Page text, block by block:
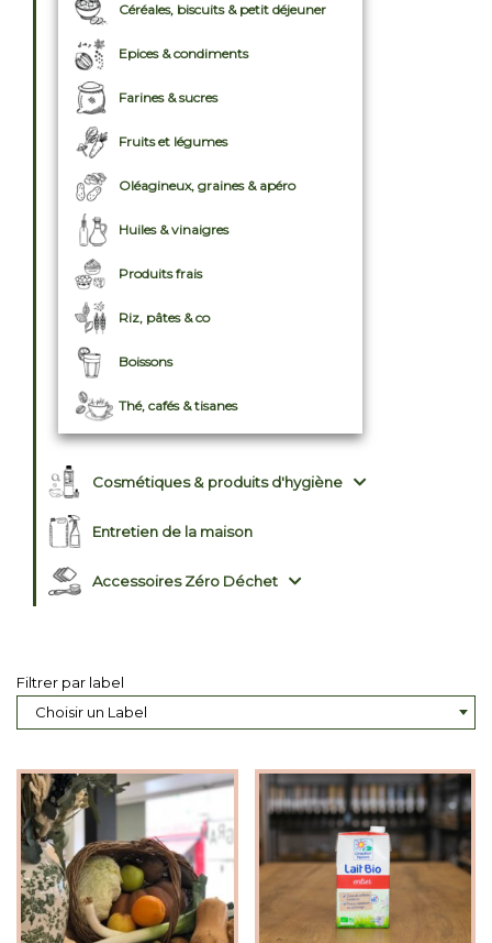
Céréales, biscuits & petit déjeuner
Epices & condiments
Farines & sucres
Fruits et légumes
Oléagineux, graines & apéro
Huiles & vinaigres
Produits frais
Riz, pâtes & co
Boissons
Thé, cafés & tisanes
Cosmétiques & produits d'hygiène
Entretien de la maison
Accessoires Zéro Déchet
Filtrer par label
Choisir un Label